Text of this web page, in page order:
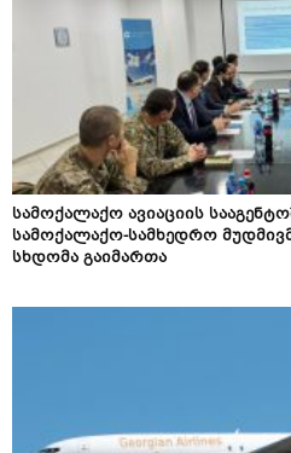
სამოქალაქო ავიაციის
სამოქალაქო-სამხედრო
სხდომა გაიმართა